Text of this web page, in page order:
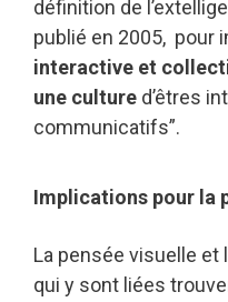
définition de
publié en 2005, pour
interactive et
une culture d’êtres
communicatifs”.
Implications pour la
La pensée visuelle
qui y sont liées